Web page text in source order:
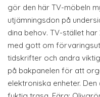
gör den här TV-möbeln
utjämningsdon på
dina behov. TV-stället
med gott om
tidskrifter och andra
på bakpanelen för att
elektroniska enheter.